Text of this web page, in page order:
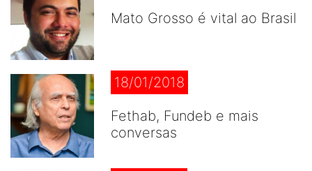
Mato Grosso é vital ao Brasil
18/01/2018
Fethab, Fundeb e mais
conversas